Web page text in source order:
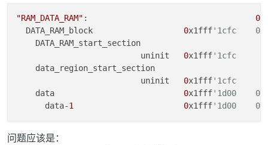
"RAM_DATA_RAM" : 0
  DATA_RAM_block
0x1fff'1cfc
    DATA_RAM_start_section
                          uninit
0x1fff'1cfc
    data_region_start_section
                          uninit
0x1fff'1cfc
    data
0x1fff'1d00
      data-
1 0x1fff'1d00
问题应该是：